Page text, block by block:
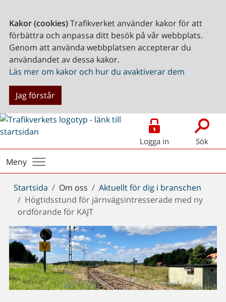
Kakor (cookies)Trafikverket använder kakor för att
förbättra och anpassa ditt besök på vår webbplats.
Genom att använda webbplatsen accepterar du
användandet av dessa kakor.
Läs mer om kakor och hur du avaktiverar dem
Jag förstår
Logga in Sök
Meny
Du
är
här:
Startsida Om oss
Aktuellt för dig i branschen
Högtidsstund för järnvägsintresserade med ny
ordförande för KAJT